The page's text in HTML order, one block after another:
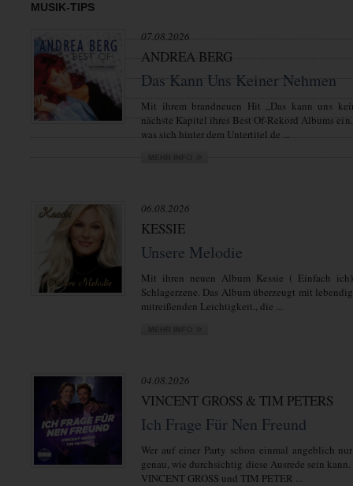
MUSIK-TIPS
07.08.2026
ANDREA BERG
Das Kann Uns Keiner Nehmen
Mit ihrem brandneuen Hit „Das kann uns
nächste Kapitel ihres Best Of-Rekord Albums
was sich hinter dem Untertitel de ...
06.08.2026
KESSIE
Unsere Melodie
Mit ihren neuen Album Kessie ( Einfach
Schlagerzene. Das Album überzeugt mit
mitreißenden Leichtigkeit., die ...
04.08.2026
VINCENT GROSS & TIM PETERS
Ich Frage Für Nen Freund
Wer auf einer Party schon einmal angeblich
genau, wie durchsichtig diese Ausrede sein
VINCENT GROSS und TIM PETER ...